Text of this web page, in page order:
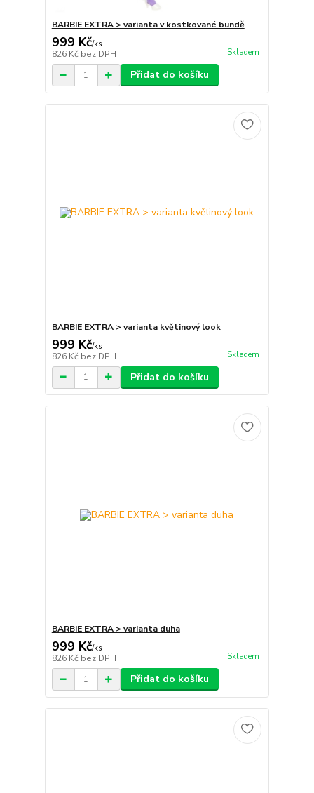
BARBIE EXTRA > varianta v kostkované bundě
999 Kč/ks
826 Kč bez DPH Skladem
Přidat do košíku
BARBIE EXTRA > varianta květinový look
999 Kč/ks
826 Kč bez DPH Skladem
Přidat do košíku
BARBIE EXTRA > varianta duha
999 Kč/ks
826 Kč bez DPH Skladem
Přidat do košíku